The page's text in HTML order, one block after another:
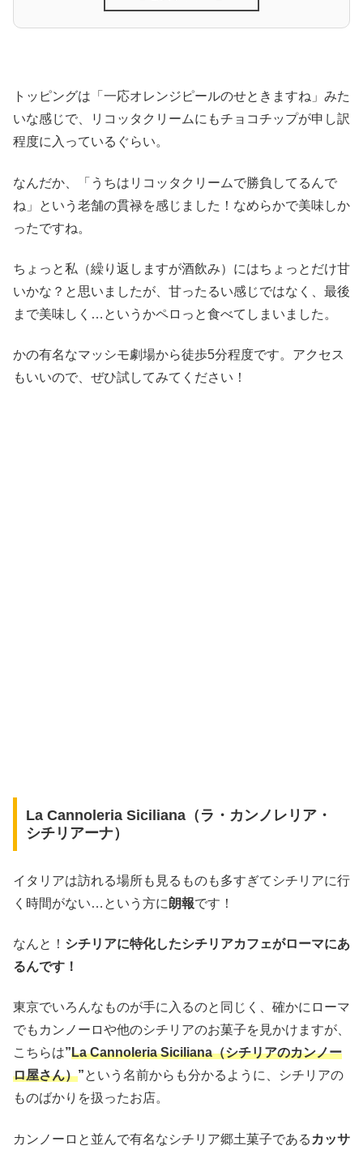
トッピングは「一応オレンジピールのせときますね」みた
いな感じで、リコッタクリームにもチョコチップが申し訳
程度に入っているぐらい。
なんだか、「うちはリコッタクリームで勝負してるんで
ね」という老舗の貫禄を感じました！なめらかで美味しか
ったですね。
ちょっと私（繰り返しますが酒飲み）にはちょっとだけ甘
いかな？と思いましたが、甘ったるい感じではなく、最後
まで美味しく…というかペロっと食べてしまいました。
かの有名なマッシモ劇場から徒歩5分程度です。アクセス
もいいので、ぜひ試してみてください！
La Cannoleria Siciliana（ラ・カンノレリア・
シチリアーナ）
イタリアは訪れる場所も見るものも多すぎてシチリアに行
く時間がない…という方に 朗報です！
なんと！ シチリアに特化したシチリアカフェがローマにあ
るんです！
東京でいろんなものが手に入るのと同じく、確かにローマ
でもカンノーロや他のシチリアのお菓子を見かけますが、
こちらは”La Cannoleria Siciliana（シチリアのカンノー
ロ屋さん）”という名前からも分かるように、シチリアの
ものばかりを扱ったお店。
カンノーロと並んで有名なシチリア郷土菓子である カッサ